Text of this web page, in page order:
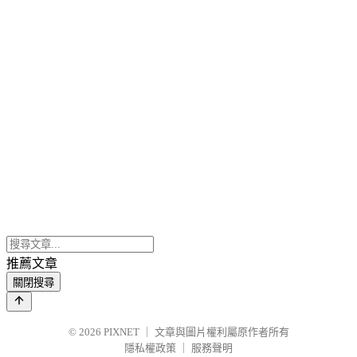
推薦文章
關閉搜尋
© 2026 PIXNET
文章與圖片權利屬原作者所有
隱私權政策
服務聲明